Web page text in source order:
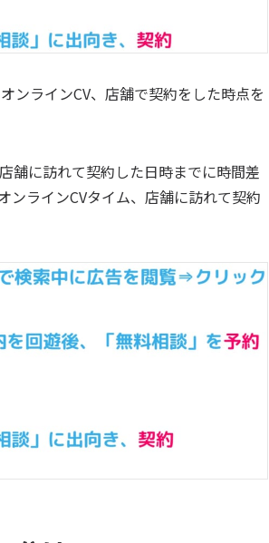
ンラインCV、店舗で契約をした時点を
舗に訪れて契約した日時までに時間差
ンラインCVタイム、店舗に訪れて契約